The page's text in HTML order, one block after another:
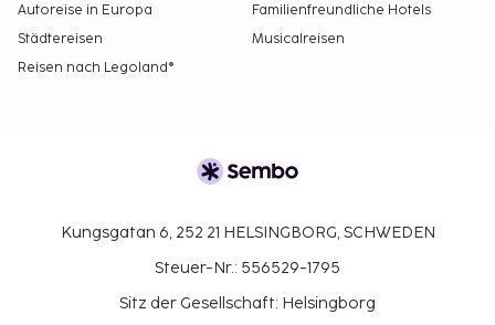
Autoreise in Europa
Familienfreundliche Hotels
Städtereisen
Musicalreisen
Reisen nach Legoland®
Kungsgatan 6, 252 21 HELSINGBORG, SCHWEDEN
Steuer-Nr.: 556529-1795
Sitz der Gesellschaft: Helsingborg